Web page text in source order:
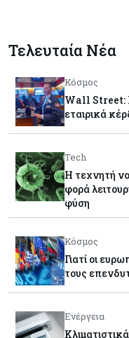
Τελευταία Νέα
Κόσμος
Wall Street:
εταιρικά
Tech
Η τεχνητή
φορά
φύση
Κόσμος
Γιατί οι
τους
Ενέργεια